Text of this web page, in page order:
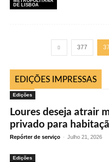
DE LISBOA
377
EDIÇÕES IMPRESSAS
Edições
Loures deseja atrair
privado para
Repórter de serviço - Julho 21, 2026
Edições